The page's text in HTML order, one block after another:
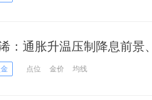
：通胀升温压制降息前景
点位 金价 均线